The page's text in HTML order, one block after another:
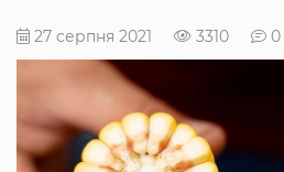
27 серпня 2021 3310 0